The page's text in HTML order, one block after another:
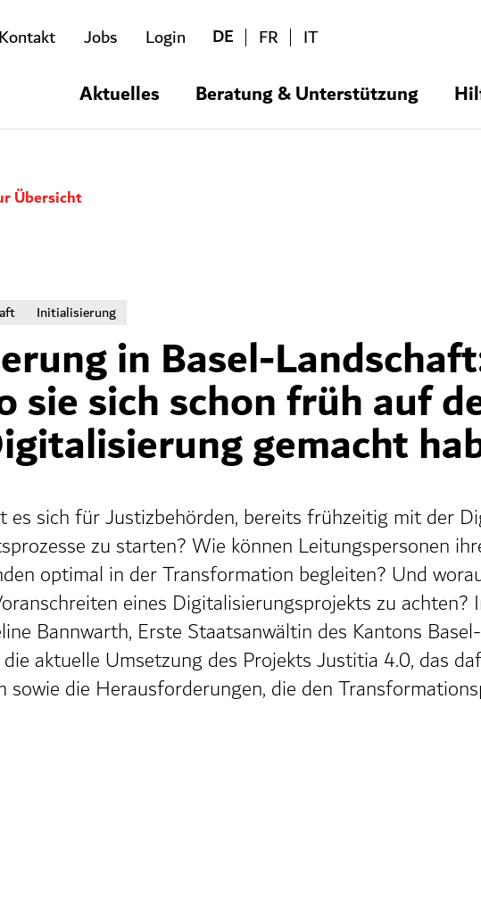
Kontakt Jobs Login DE FR IT
Aktuelles Beratung & Unterstützung
Übersicht
Initialisierung
in Basel-
sie sich schon früh auf
gemacht
es sich für Justizbehörden, bereits frühzeitig mit der
zu starten? Wie können Leitungspersonen
optimal in der Transformation begleiten? Und
eines Digitalisierungsprojekts zu achten?
Bannwarth, Erste Staatsanwältin des Kantons
aktuelle Umsetzung des Projekts Justitia 4.0, das
sowie die Herausforderungen, die den